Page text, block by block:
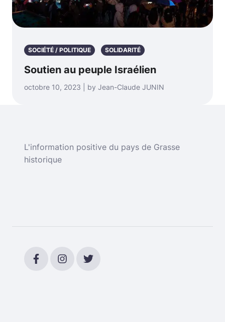
SOCIÉTÉ / POLITIQUE SOLIDARITÉ
Soutien au peuple Israélien
octobre 10, 2023 | by Jean-Claude JUNIN
L'information positive du pays de Grasse
historique